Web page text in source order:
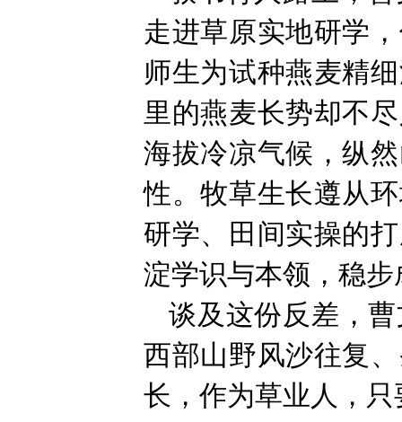
走进草原实地研学
师生为试种燕麦精
里的燕麦长势却不
海拔冷凉气候，纵
性。牧草生长遵从
研学、田间实操的
淀学识与本领，稳
谈及这份反差，
西部山野风沙往复
长，作为草业人，